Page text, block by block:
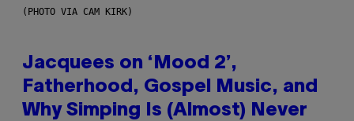
(PHOTO VIA CAM KIRK)
Jacquees on ‘Mood 2’,
Fatherhood, Gospel Music, and
Why Simping Is (Almost) Never